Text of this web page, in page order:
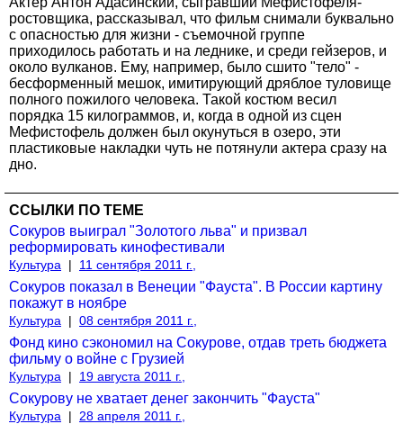
ростовщика, рассказывал, что фильм снимали буквально
с опасностью для жизни - съемочной группе
приходилось работать и на леднике, и среди гейзеров, и
около вулканов. Ему, например, было сшито "тело" -
бесформенный мешок, имитирующий дряблое туловище
полного пожилого человека. Такой костюм весил
порядка 15 килограммов, и, когда в одной из сцен
Мефистофель должен был окунуться в озеро, эти
пластиковые накладки чуть не потянули актера сразу на
дно.
ССЫЛКИ ПО ТЕМЕ
Сокуров выиграл "Золотого льва" и призвал
реформировать кинофестивали
Культура | 11 сентября 2011 г.,
Сокуров показал в Венеции "Фауста". В России картину
покажут в ноябре
Культура | 08 сентября 2011 г.,
Фонд кино сэкономил на Сокурове, отдав треть бюджета
фильму о войне с Грузией
Культура | 19 августа 2011 г.,
Сокурову не хватает денег закончить "Фауста"
Культура | 28 апреля 2011 г.,